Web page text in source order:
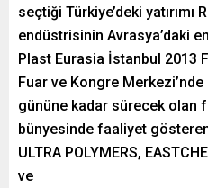
seçtiği Türkiye’deki
endüstrisinin Avrasya’daki
Plast Eurasia İstanbul 2013
Fuar ve Kongre Merkezi’nde
gününe kadar sürecek olan
bünyesinde faaliyet
ULTRA POLYMERS,
ve